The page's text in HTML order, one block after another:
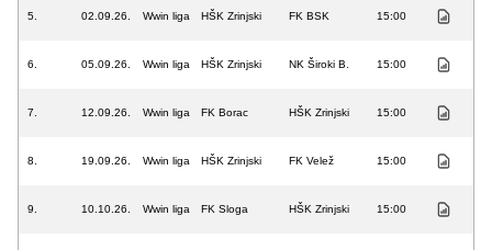
5. 02.09.26. Wwin liga HŠK Zrinjski FK BSK 15:00
6. 05.09.26. Wwin liga HŠK Zrinjski NK Široki B. 15:00
7. 12.09.26. Wwin liga FK Borac HŠK Zrinjski 15:00
8. 19.09.26. Wwin liga HŠK Zrinjski FK Velež 15:00
9. 10.10.26. Wwin liga FK Sloga HŠK Zrinjski 15:00